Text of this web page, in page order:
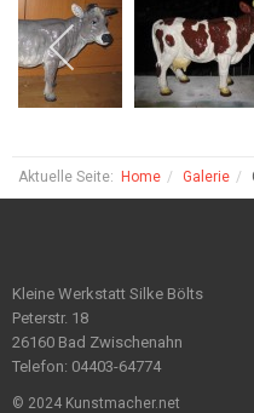
Aktuelle Seite: Home Galerie
Kleine Werkstatt Silke Bölts
Peterstr. 18
26160 Bad Zwischenahn
Telefon: 04403-64774
© 2024 Kunstmacher.net